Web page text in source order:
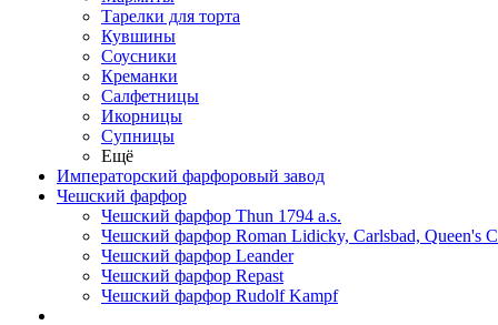
Тарелки для торта
Кувшины
Соусники
Креманки
Салфетницы
Икорницы
Супницы
Ещё
Императорский фарфоровый завод
Чешский фарфор
Чешский фарфор Thun 1794 a.s.
Чешский фарфор Roman Lidicky, Carlsbad, Queen's
Чешский фарфор Leander
Чешский фарфор Repast
Чешский фарфор Rudolf Kampf